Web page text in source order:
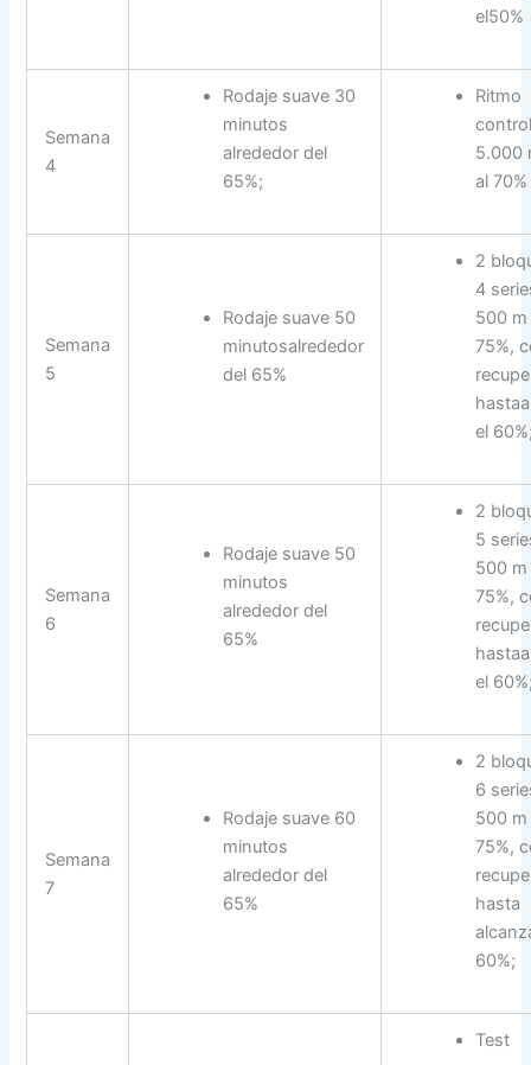
el50%
Semana
4
Rodaje suave 30
minutos
alrededor del
65%;
Ritmo
5.000
al 70%
Semana
5
Rodaje suave 50
minutosalrededor
del 65%
2
4
500 m
75%,
el
Semana
6
Rodaje suave 50
minutos
alrededor del
65%
2
5
500 m
75%,
el
Semana
7
Rodaje suave 60
minutos
alrededor del
65%
2
6
500 m
75%,
hasta
60%;
Test